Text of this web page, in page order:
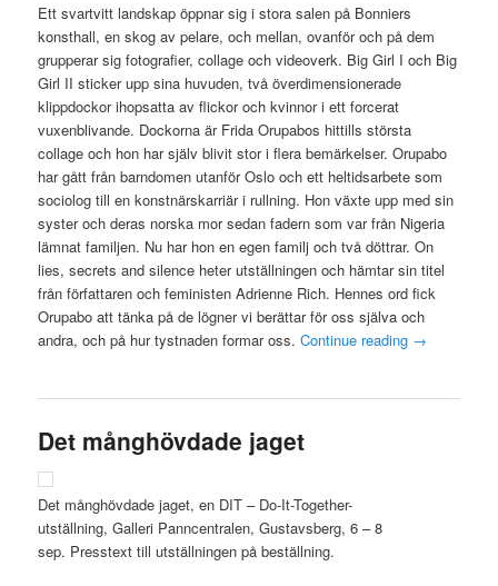
Ett svartvitt landskap öppnar sig i stora salen på Bonniers
konsthall, en skog av pelare, och mellan, ovanför och på dem
grupperar sig fotografier, collage och videoverk. Big Girl I och Big
Girl II sticker upp sina huvuden, två överdimensionerade
klippdockor ihopsatta av flickor och kvinnor i ett forcerat
vuxenblivande. Dockorna är Frida Orupabos hittills största
collage och hon har själv blivit stor i flera bemärkelser. Orupabo
har gått från barndomen utanför Oslo och ett heltidsarbete som
sociolog till en konstnärskarriär i rullning. Hon växte upp med sin
syster och deras norska mor sedan fadern som var från Nigeria
lämnat familjen. Nu har hon en egen familj och två döttrar. On
lies, secrets and silence heter utställningen och hämtar sin titel
från författaren och feministen Adrienne Rich. Hennes ord fick
Orupabo att tänka på de lögner vi berättar för oss själva och
andra, och på hur tystnaden formar oss.Continue reading →
Det månghövdade jaget
Det månghövdade jaget, en DIT – Do-It-Together-
utställning, Galleri Panncentralen, Gustavsberg, 6 – 8
sep. Presstext till utställningen på beställning.